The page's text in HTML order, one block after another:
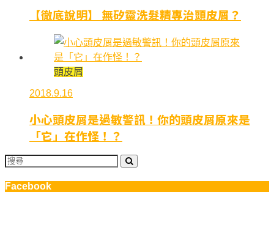
【徹底說明】 無矽靈洗髮精專治頭皮屑？
頭皮屑
2018.9.16
小心頭皮屑是過敏警訊！你的頭皮屑原來是
「它」在作怪！？
Facebook